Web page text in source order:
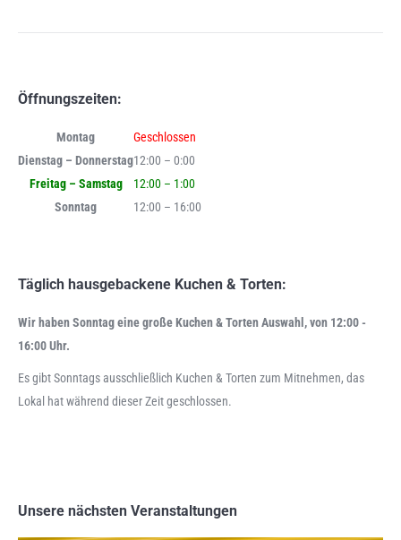
Öffnungszeiten:
Montag
Geschlossen
Dienstag – Donnerstag12:00 – 0:00
Freitag – Samstag
12:00 – 1:00
Sonntag
12:00 – 16:00
Täglich hausgebackene Kuchen & Torten:
Wir haben Sonntag eine große Kuchen & Torten Auswahl, von 12:00 -
16:00 Uhr.
Es gibt Sonntags ausschließlich Kuchen & Torten zum Mitnehmen, das
Lokal hat während dieser Zeit geschlossen.
Unsere nächsten Veranstaltungen